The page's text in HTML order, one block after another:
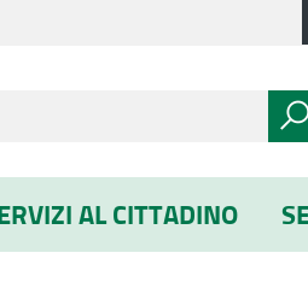
AL CITTADINO